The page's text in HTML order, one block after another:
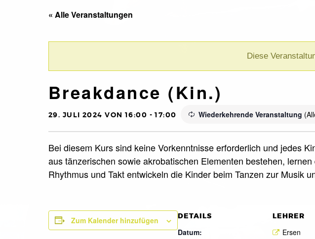
« Alle Veranstaltungen
Diese
Breakdance (Kin.)
29. JULI 2024 VON 16:00 -17:00 Wiederkehrende Veranstaltung
Bei diesem Kurs sind keine Vorkenntnisse erforderlich und jedes
aus tänzerischen sowie akrobatischen Elementen bestehen,
Rhythmus und Takt entwickeln die Kinder beim Tanzen zur Musik
Zum Kalender hinzufügen DETAILS
Datum:
LEHRER
Ersen